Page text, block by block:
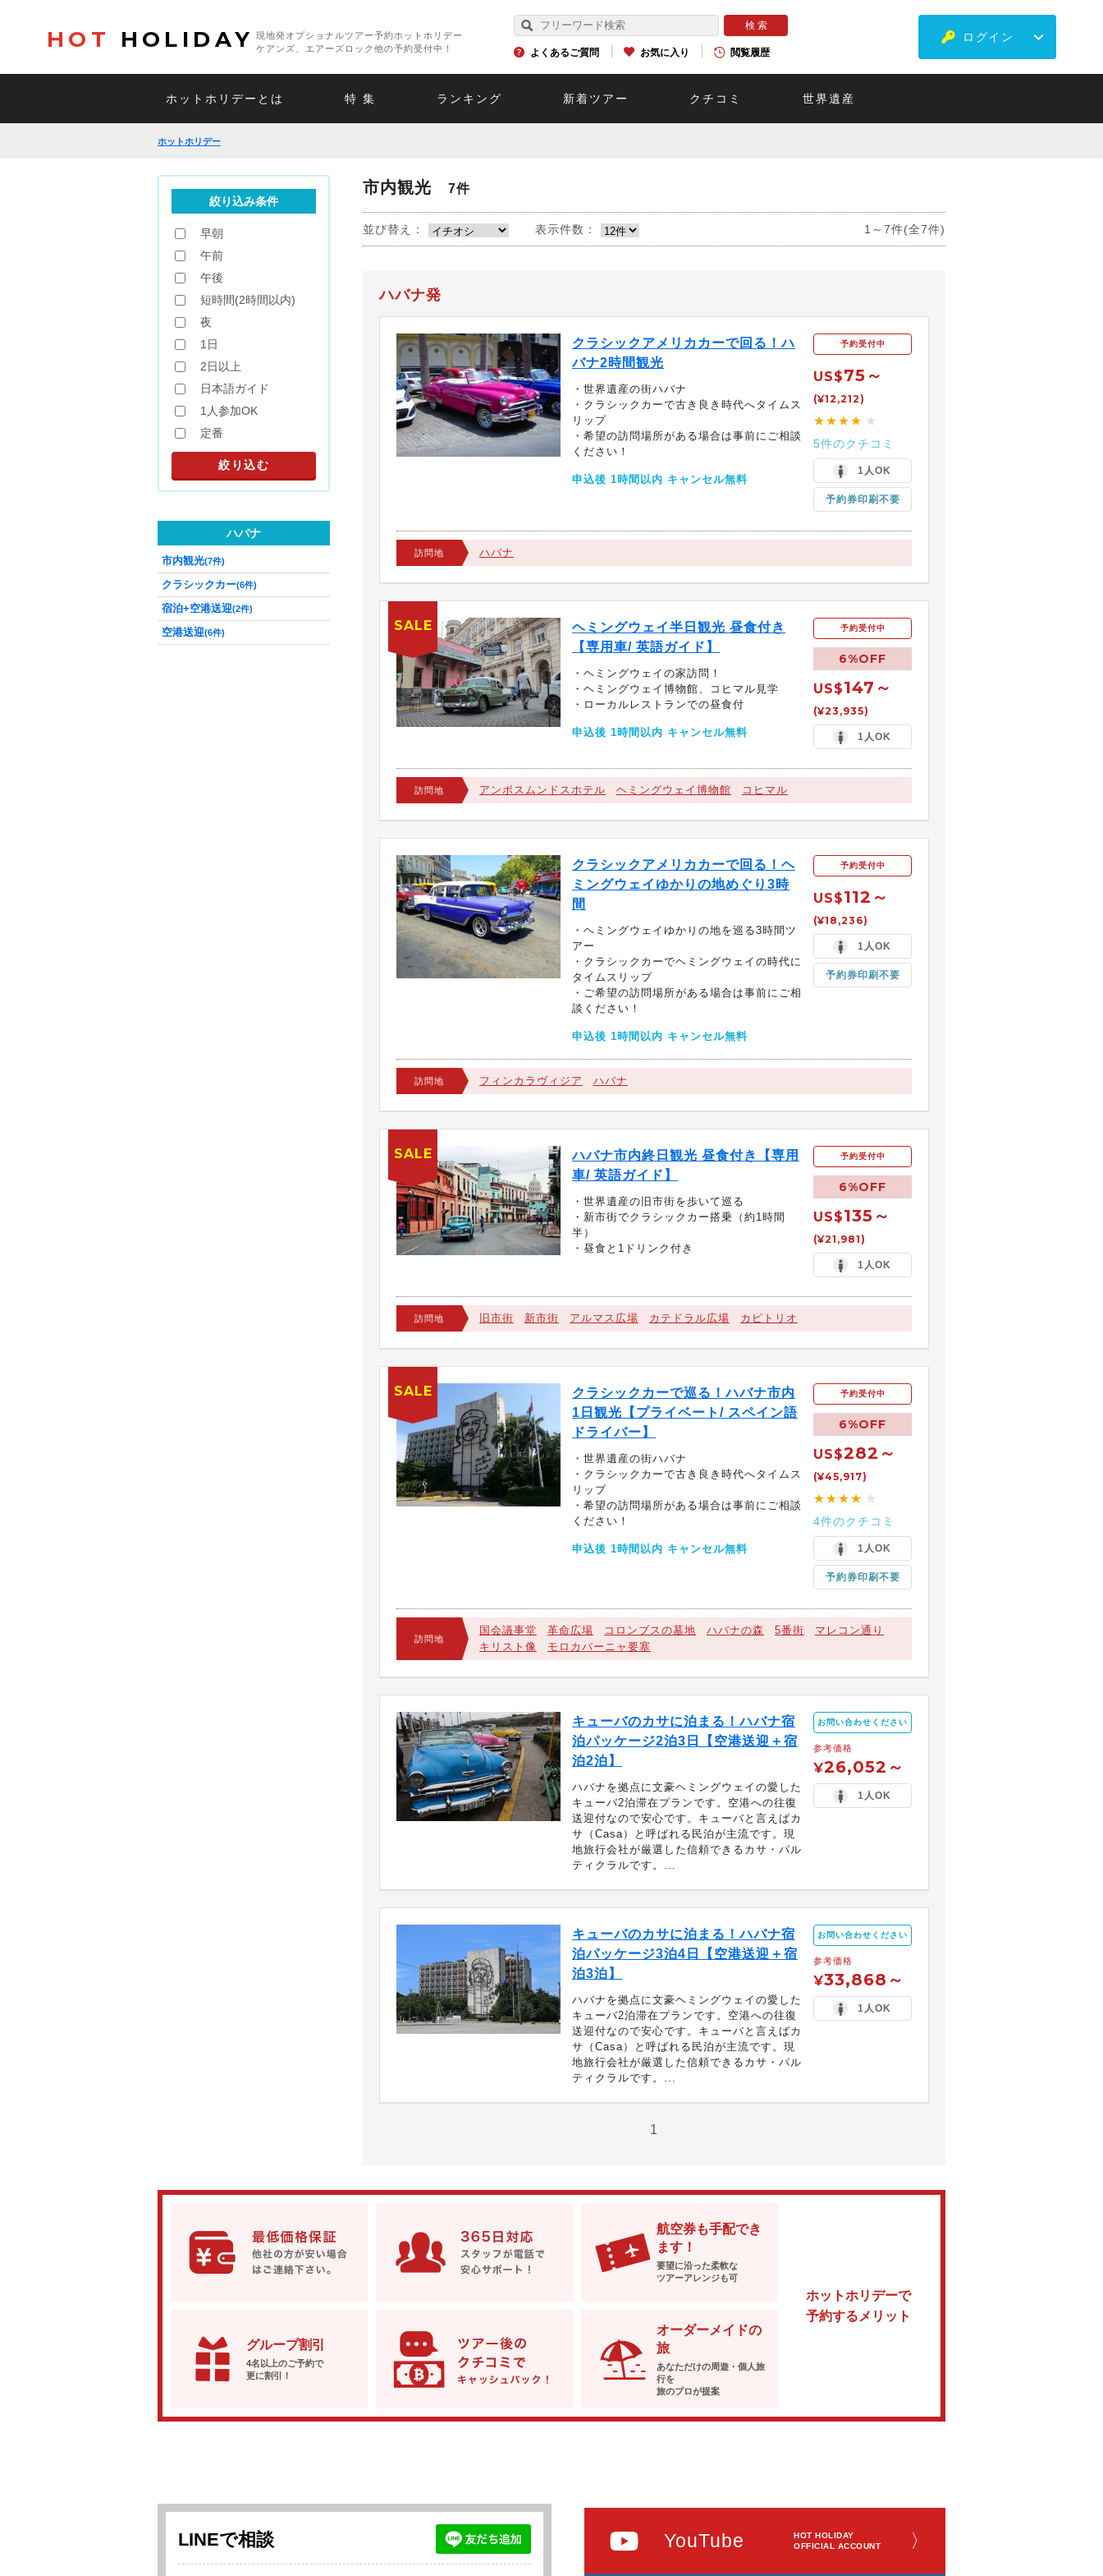
HOT HOLIDAY
現地発オプショナルツアー予約ホットホリデー
ケアンズ、エアーズロック他の予約受付中！
よくあるご質問 お気に入り 閲覧履歴
ログイン
ホットホリデーとは 特 集 ランキング 新着ツアー クチコミ 世界遺産
ホットホリデー
市内観光 7件
並び替え： 表示件数： 1～7件(全7件)
ハバナ発
クラシックアメリカカーで回る！ハ
バナ2時間観光
・世界遺産の街ハバナ
・クラシックカーで古き良き時代へタイムス
リップ
・希望の訪問場所がある場合は事前にご相談
ください！
申込後 1時間以内 キャンセル無料
予約受付中
US$75～
(¥12,212)
★★★★ ★
5件のクチコミ
1人OK
予約券印刷不要
訪問地 ハバナ
ヘミングウェイ半日観光 昼食付き
【専用車/ 英語ガイド】
・ヘミングウェイの家訪問！
・ヘミングウェイ博物館、コヒマル見学
・ローカルレストランでの昼食付
申込後 1時間以内 キャンセル無料
予約受付中
6%OFF
US$147～
(¥23,935)
1人OK
訪問地 アンボスムンドスホテル ヘミングウェイ博物館 コヒマル
SALE
クラシックアメリカカーで回る！ヘ
ミングウェイゆかりの地めぐり3時
間
・ヘミングウェイゆかりの地を巡る3時間ツ
アー
・クラシックカーでヘミングウェイの時代に
タイムスリップ
・ご希望の訪問場所がある場合は事前にご相
談ください！
申込後 1時間以内 キャンセル無料
予約受付中
US$112～
(¥18,236)
1人OK
予約券印刷不要
訪問地 フィンカラヴィジア ハバナ
ハバナ市内終日観光 昼食付き【専用
車/ 英語ガイド】
・世界遺産の旧市街を歩いて巡る
・新市街でクラシックカー搭乗（約1時間
半）
・昼食と1ドリンク付き
予約受付中
6%OFF
US$135～
(¥21,981)
1人OK
訪問地 旧市街 新市街 アルマス広場 カテドラル広場 カピトリオ
SALE
クラシックカーで巡る！ハバナ市内
1日観光【プライベート/ スペイン語
ドライバー】
・世界遺産の街ハバナ
・クラシックカーで古き良き時代へタイムス
リップ
・希望の訪問場所がある場合は事前にご相談
ください！
申込後 1時間以内 キャンセル無料
予約受付中
6%OFF
US$282～
(¥45,917)
★★★★ ★
4件のクチコミ
1人OK
予約券印刷不要
訪問地
国会議事堂 革命広場 コロンブスの墓地 ハバナの森 5番街
マレコン通り
キリスト像
モロカバーニャ要塞
SALE
キューバのカサに泊まる！ハバナ宿
泊パッケージ2泊3日【空港送迎＋宿
泊2泊】
ハバナを拠点に文豪ヘミングウェイの愛した
キューバ2泊滞在プランです。空港への往復
送迎付なので安心です。キューバと言えばカ
サ（Casa）と呼ばれる民泊が主流です。現
地旅行会社が厳選した信頼できるカサ・パル
ティクラルです。...
お問い合わせください
参考価格
¥26,052～
1人OK
キューバのカサに泊まる！ハバナ宿
泊パッケージ3泊4日【空港送迎＋宿
泊3泊】
ハバナを拠点に文豪ヘミングウェイの愛した
キューバ2泊滞在プランです。空港への往復
送迎付なので安心です。キューバと言えばカ
サ（Casa）と呼ばれる民泊が主流です。現
地旅行会社が厳選した信頼できるカサ・パル
ティクラルです。...
お問い合わせください
参考価格
¥33,868～
1人OK
1
絞り込み条件
早朝
午前
午後
短時間(2時間以内)
夜
1日
2日以上
日本語ガイド
1人参加OK
定番
ハバナ
市内観光(7件)
クラシックカー(6件)
宿泊+空港送迎(2件)
空港送迎(6件)
ホットホリデーで
予約するメリット
航空券も手配でき
ます！
要望に沿った柔軟な
ツアーアレンジも可
グループ割引
4名以上のご予約で
更に割引！
オーダーメイドの
旅
あなただけの周遊・個人旅
行を
旅のプロが提案
LINEで相談 YouTube
HOT HOLIDAY
OFFICIAL ACCOUNT
〉